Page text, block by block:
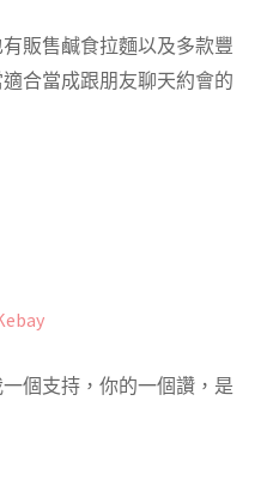
販售鹹食拉麵以及多款豐
合當成跟朋友聊天約會的
個支持，你的一個讚，是